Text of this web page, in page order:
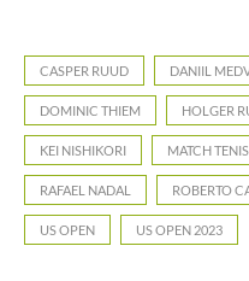
CASPER RUUD DANIIL
DOMINIC THIEM HOLGER
KEI NISHIKORI MATCH TENIS
RAFAEL NADAL ROBERTO
US OPEN US OPEN 2023